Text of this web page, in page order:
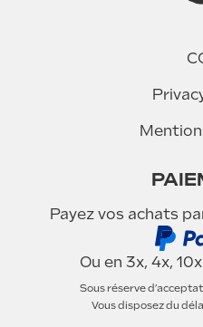
Payez vos achats
Ou en 3x, 4x,
Sous réserve
Vous disposez du